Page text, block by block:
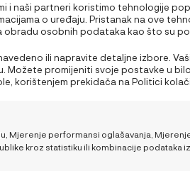
i naši partneri koristimo tehnologije
o uređaju. Pristanak na ove
obradu osobnih podataka kao što su
može negativno utjecati na određene
ili napravite detaljne izbore.
Možete promijeniti svoje postavke u
korištenjem prekidača na Politici
Mjerenje performansi oglašavanja,
kroz statistiku ili kombinacije podataka iz
PODRŠKA
Moj račun
Načini plaćanja i sigurnost